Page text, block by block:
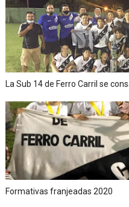
La Sub 14 de Ferro Carril se
Formativas franjeadas 2020